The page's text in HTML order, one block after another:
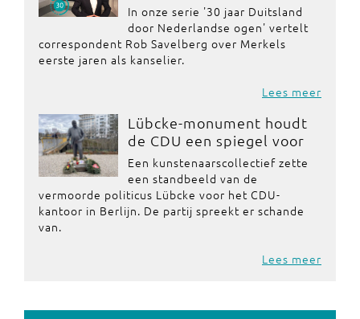
In onze serie '30 jaar Duitsland
door Nederlandse ogen' vertelt
correspondent Rob Savelberg over Merkels
eerste jaren als kanselier.
Lees meer
Lübcke-monument houdt
de CDU een spiegel voor
Een kunstenaarscollectief zette
een standbeeld van de
vermoorde politicus Lübcke voor het CDU-
kantoor in Berlijn. De partij spreekt er schande
van.
Lees meer